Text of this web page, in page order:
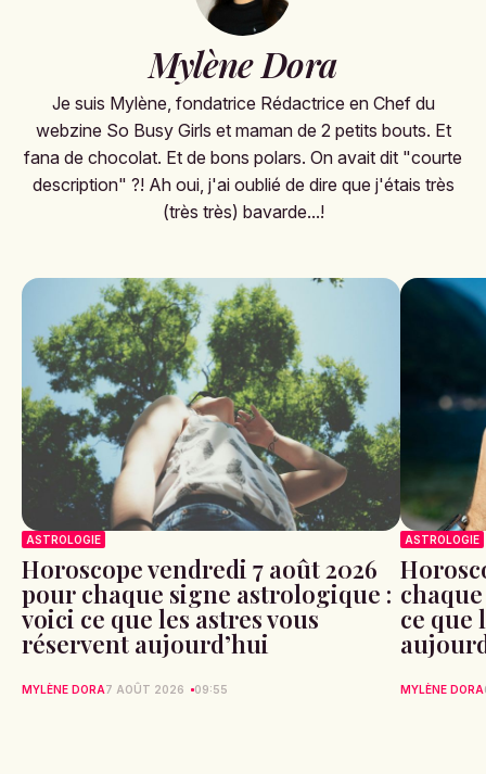
Mylène Dora
Je suis Mylène, fondatrice Rédactrice en Chef du
webzine So Busy Girls et maman de 2 petits bouts. Et
fana de chocolat. Et de bons polars. On avait dit "courte
description" ?! Ah oui, j'ai oublié de dire que j'étais très
(très très) bavarde...!
ASTROLOGIE
Horoscope vendredi 7 août 2026
pour chaque signe astrologique :
voici ce que les astres vous
réservent aujourd’hui
MYLÈNE DORA7 AOÛT 2026 09:55
ASTROLOGIE
ce que
MYLÈNE DORA